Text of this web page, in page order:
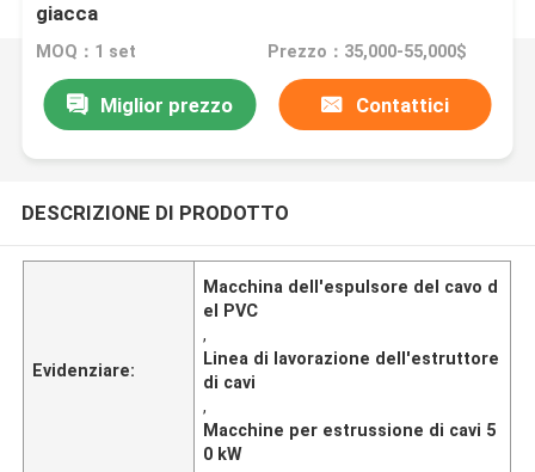
giacca
MOQ：1 set Prezzo：35,000-55,000$
Miglior prezzo Contattici
DESCRIZIONE DI PRODOTTO
Evidenziare:
Macchina dell'espulsore del cavo d
el PVC
,
Linea di lavorazione dell'estruttore
di cavi
,
Macchine per estrussione di cavi 5
0 kW